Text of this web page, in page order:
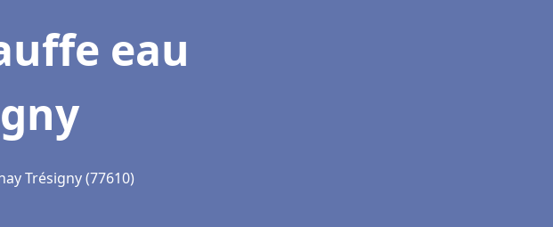
eau
Trésigny (77610)